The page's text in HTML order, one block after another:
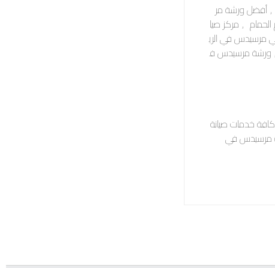
,أفضل ورشة مر
, مركز صيا
مرسيدس في الري
, ورشة مرسيدس ف
خدمات صيانة
مرسيدس في